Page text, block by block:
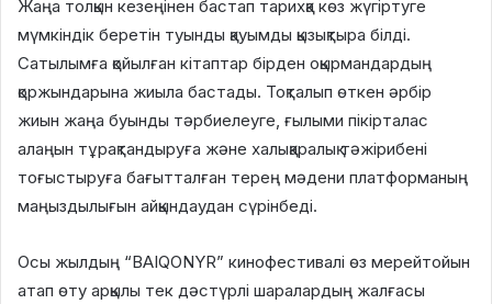
Жаңа толқын кезеңінен бастап тарихқа көз жүгіртуге
мүмкіндік беретін туынды қауымды қызықтыра білді.
Сатылымға қойылған кітаптар бірден оқырмандардың
қоржындарына жиыла бастады. Тоқталып өткен әрбір
жиын жаңа буынды тәрбиелеуге, ғылыми пікірталас
алаңын тұрақтандыруға және халықаралық тәжірибені
тоғыстыруға бағытталған терең мәдени платформаның
маңыздылығын айқындаудан сүрінбеді.
Осы жылдың “BAIQONYR” кинофестивалі өз мерейтойын
атап өту арқылы тек дәстүрлі шаралардың жалғасы